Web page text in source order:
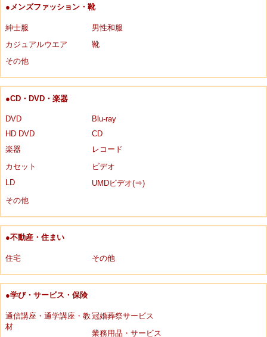
●メンズファッション・靴
紳士服
男性和服
カジュアルウエア
靴
その他
●CD・DVD・楽器
DVD
Blu-ray
HD DVD
CD
楽器
レコード
カセット
ビデオ
LD
UMDビデオ(⇒)
その他
●不動産・住まい
住宅 その他
●学び・サービス・保険
通信講座・通学講座・教
材
冠婚葬祭サービス
業務用品・サービス